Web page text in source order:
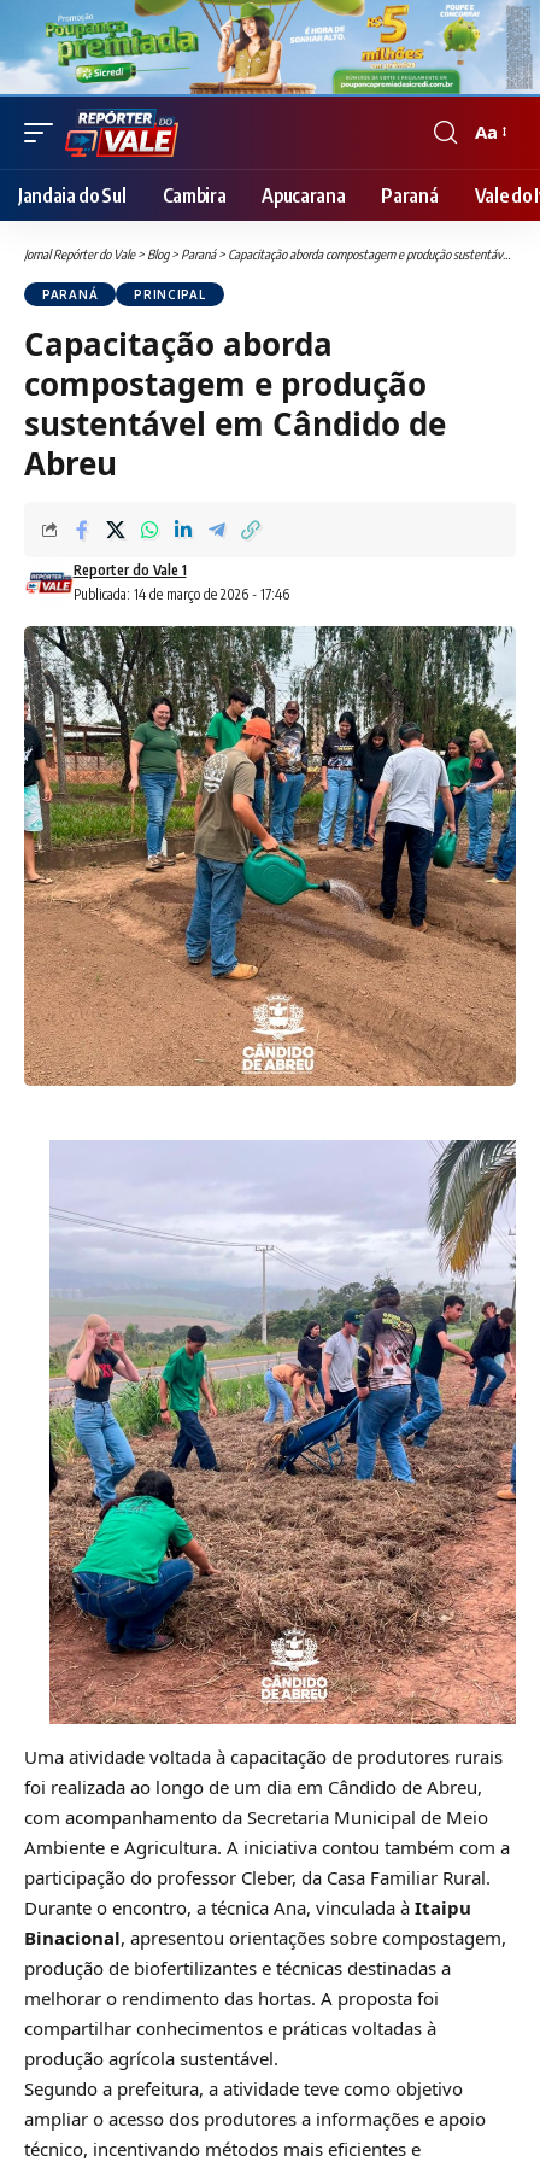
Font
Resizer
Aa
Jandaia do Sul Cambira Apucarana Paraná Vale do
Jornal Repórter do Vale> Blog> Paraná> Capacitação aborda compostagem e produção sustentável em Cândido de Abreu
PARANÁ PRINCIPAL
Capacitação aborda
compostagem e produção
sustentável em Cândido de
Abreu
Publicada: 14 de março de 2026 - 17:46
Reporter do Vale 1
Uma atividade voltada à capacitação de produtores rurais
foi realizada ao longo de um dia em Cândido de Abreu,
com acompanhamento da Secretaria Municipal de Meio
Ambiente e Agricultura. A iniciativa contou também com a
participação do professor Cleber, da Casa Familiar Rural.
Durante o encontro, a técnica Ana, vinculada à Itaipu
Binacional, apresentou orientações sobre compostagem,
produção de biofertilizantes e técnicas destinadas a
melhorar o rendimento das hortas. A proposta foi
compartilhar conhecimentos e práticas voltadas à
produção agrícola sustentável.
Segundo a prefeitura, a atividade teve como objetivo
ampliar o acesso dos produtores a informações e apoio
técnico, incentivando métodos mais eficientes e